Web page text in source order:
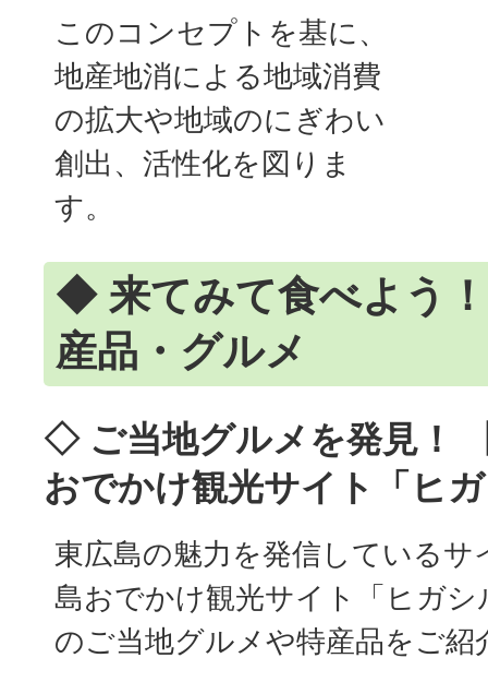
このコンセプトを基に、
地産地消による地域消費
の拡大や地域のにぎわい
創出、活性化を図りま
す。
◆ 来てみて食べよう
産品・グルメ
◇ ご当地グルメを発見！
おでかけ観光サイト「ヒ
東広島の魅力を発信しているサ
島おでかけ観光サイト「ヒガシ
のご当地グルメや特産品をご紹